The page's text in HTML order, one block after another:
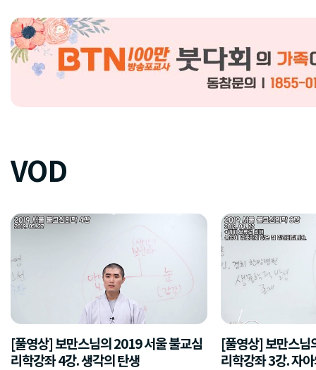
VOD
[풀영상] 보만스님의 2019 서울 불교심
리학강좌 4강. 생각의 탄생
[풀영상] 보만스님
리학강좌 3강. 자